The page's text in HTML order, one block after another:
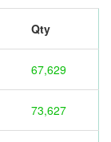
Qty
67,629
73,627